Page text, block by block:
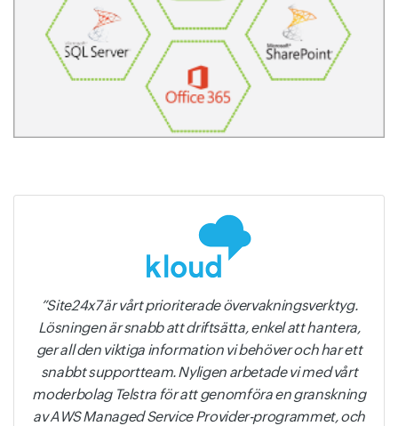
Site24x7 är vårt prioriterade övervakningsverktyg.
Lösningen är snabb att driftsätta, enkel att hantera,
ger all den viktiga information vi behöver och har ett
snabbt supportteam. Nyligen arbetade vi med vårt
moderbolag Telstra för att genomföra en granskning
av AWS Managed Service Provider-programmet, och